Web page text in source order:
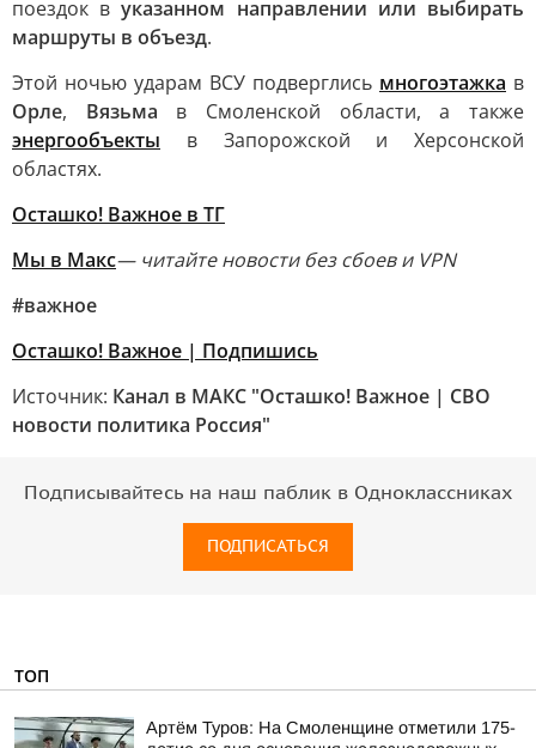
поездок вуказанном направлении или выбирать
маршруты в объезд.
Этой ночью ударам ВСУ подверглись многоэтажка в
Орле, Вязьма в Смоленской области, а также
энергообъекты в Запорожской и Херсонской
областях.
Осташко! Важное в ТГ
Мы в Макс— читайте новости без сбоев и VPN
#важное
Осташко! Важное | Подпишись
Источник: Канал в МАКС "Осташко! Важное | СВО
новости политика Россия"
Подписывайтесь на наш паблик в Одноклассниках
ПОДПИСАТЬСЯ
ТОП
Артём Туров: На Смоленщине отметили 175-